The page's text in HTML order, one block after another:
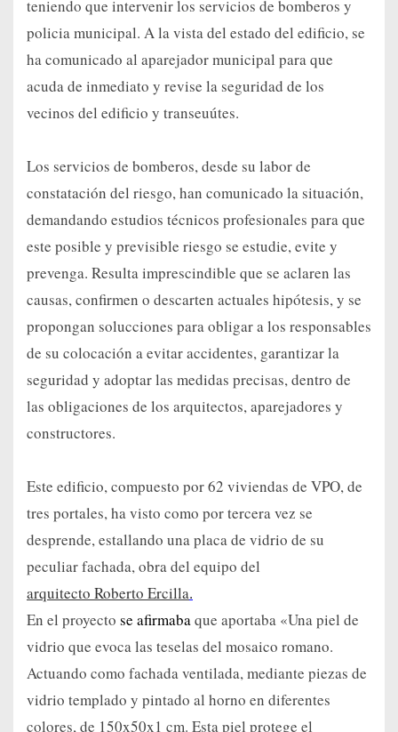
teniendo que intervenir los servicios de bomberos y
policia municipal. A la vista del estado del edificio, se
ha comunicado al aparejador municipal para que
acuda de inmediato y revise la seguridad de los
vecinos del edificio y transeuútes.
Los servicios de bomberos, desde su labor de
constatación del riesgo, han comunicado la situación,
demandando estudios técnicos profesionales para que
este posible y previsible riesgo se estudie, evite y
prevenga. Resulta imprescindible que se aclaren las
causas, confirmen o descarten actuales hipótesis, y se
propongan solucciones para obligar a los responsables
de su colocación a evitar accidentes, garantizar la
seguridad y adoptar las medidas precisas, dentro de
las obligaciones de los arquitectos, aparejadores y
constructores.
Este edificio, compuesto por 62 viviendas de VPO, de
tres portales, ha visto como por tercera vez se
desprende, estallando una placa de vidrio de su
peculiar fachada, obra del equipo del
arquitecto Roberto Ercilla.
En el proyecto se afirmabaque aportaba «Una piel de
vidrio que evoca las teselas del mosaico romano.
Actuando como fachada ventilada, mediante piezas de
vidrio templado y pintado al horno en diferentes
colores, de 150x50x1 cm. Esta piel protege el